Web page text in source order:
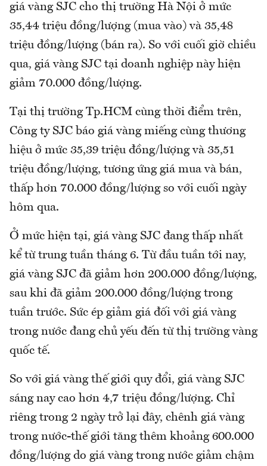
giá vàng SJC cho thị trường Hà Nội ở mức
35,44 triệu đồng/lượng (mua vào) và 35,48
triệu đồng/lượng (bán ra). So với cuối giờ chiều
qua, giá vàng SJC tại doanh nghiệp này hiện
giảm 70.000 đồng/lượng.
Tại thị trường Tp.HCM cùng thời điểm trên,
Công ty SJC báo giá vàng miếng cùng thương
hiệu ở mức 35,39 triệu đồng/lượng và 35,51
triệu đồng/lượng, tương ứng giá mua và bán,
thấp hơn 70.000 đồng/lượng so với cuối ngày
hôm qua.
Ở mức hiện tại, giá vàng SJC đang thấp nhất
kể từ trung tuần tháng 6. Từ đầu tuần tới nay,
giá vàng SJC đã giảm hơn 200.000 đồng/lượng,
sau khi đã giảm 200.000 đồng/lượng trong
tuần trước. Sức ép giảm giá đối với giá vàng
trong nước đang chủ yếu đến từ thị trường vàng
quốc tế.
So với giá vàng thế giới quy đổi, giá vàng SJC
sáng nay cao hơn 4,7 triệu đồng/lượng. Chỉ
riêng trong 2 ngày trở lại đây, chênh giá vàng
trong nước-thế giới tăng thêm khoảng 600.000
đồng/lượng do giá vàng trong nước giảm chậm